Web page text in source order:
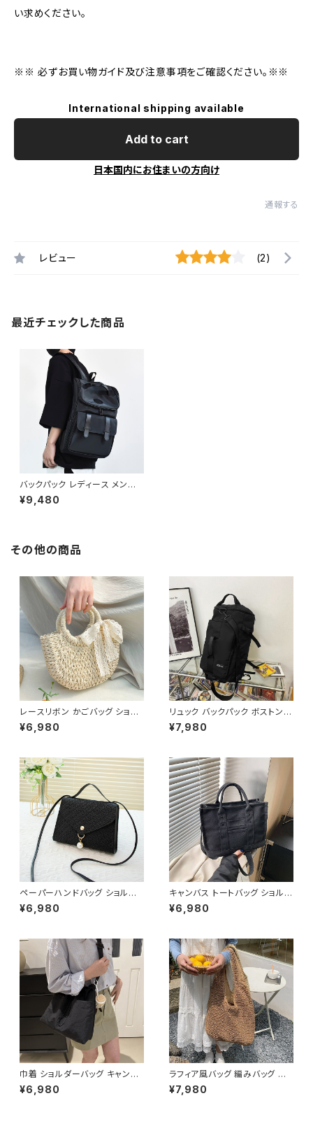
い求めください。
※※ 必ずお買い物ガイド及び注意事項をご確認ください。※※
International shipping available
Add to cart
日本国内にお住まいの方向け
通報する
レビュー (2)
最近チェックした商品
バックパック レディース メンズ
リュック 春夏 秋冬 春 夏 秋 冬
黒 バッグ リュックサック ロゴ シ
高校生 中学生 ユニセックス 男
の子 女の子 A4 B4 ブラック カ
ー お出かけ K-B0079
¥9,480
その他の商品
レースリボン かごバッグ ショル
ダーバッグ レディース 韓国風
春夏 ナチュラルスタイル リゾー
¥6,980
リュック バックパック ボストンバ
ッグ メンズ レディース 大容量
軽量 旅行バッグ 多機能 2WAY
アル 韓国風バッグ K-B0234
¥7,980
ペーパーハンドバッグ ショルダ
ーバッグ パールチャームバッグ
レディース バック 軽量 カジュア
¥6,980
キャンバス トートバッグ ショルダ
ーバッグ ミニバッグ レディース
ワンタイプ ブラック グレー ブラ
風バッグ 斜めがけ対応 通勤通
学 お出かけバッグ 秋冬 春夏 コ
ーデ おしゃれ 人気 5色展開 K-
B0198
¥6,980
巾着 ショルダーバッグ キャンバ
ス 肩掛けバッグ レディース バッ
グ 大容量 軽量 ナチュラル カジ
¥6,980
ラフィア風バッグ 編みバッグ か
ごバッグ レディース 肩掛け 大
容量 ナチュラル素材 韓国ファッ
¥7,980